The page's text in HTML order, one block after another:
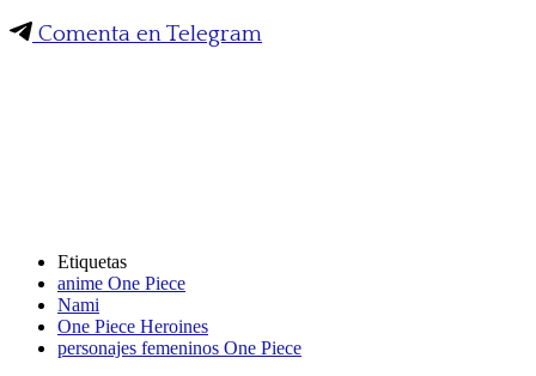
Comenta en Telegram
Etiquetas
anime One Piece
Nami
One Piece Heroines
personajes femeninos One Piece